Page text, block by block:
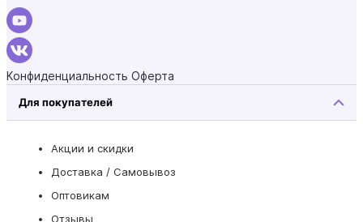
Конфиденциальность Оферта
Для покупателей
Акции и скидки
Доставка / Самовывоз
Оптовикам
Отзывы